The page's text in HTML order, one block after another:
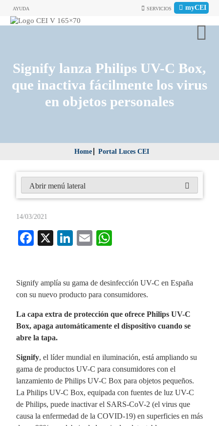
AYUDA myCEI
SERVICIOS
Signify lanza Philips UV-C Box,
que inactiva fácilmente los virus
en objetos personales
Home Portal Luces CEI
14/03/2021
Fa
ok
X
Li
In
E
A
pp
Signify amplía su gama de desinfección UV-C en España
con su nuevo producto para consumidores.
La capa extra de protección que ofrece Philips UV-C
Box, apaga automáticamente el dispositivo cuando se
abre la tapa.
Signify, el líder mundial en iluminación, está ampliando su
gama de productos UV-C para consumidores con el
lanzamiento de Philips UV-C Box para objetos pequeños.
La Philips UV-C Box, equipada con fuentes de luz UV-C
de Philips, puede inactivar el SARS-CoV-2 (el virus que
causa la enfermedad de la COVID-19) en superficies en más
Abrir menú lateral